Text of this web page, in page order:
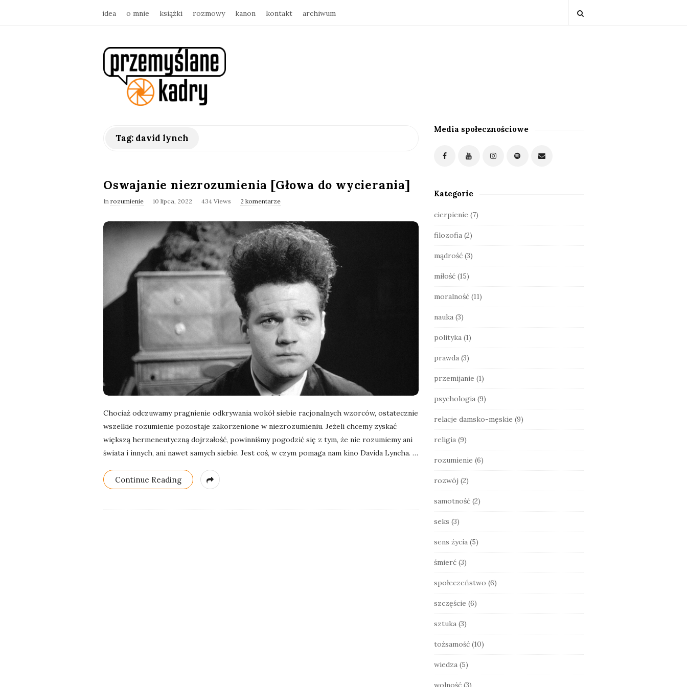
idea o mnie książki rozmowy kanon kontakt archiwum
p
y
ś
l
a
e
d
r
y
Tag: david lynch
Oswajanie niezrozumienia [Głowa do wycierania]
In rozumienie 10 lipca, 2022 434 Views 2 komentarze
Chociaż odczuwamy pragnienie odkrywania wokół siebie racjonalnych wzorców, ostatecznie
wszelkie rozumienie pozostaje zakorzenione w niezrozumieniu. Jeżeli chcemy zyskać
większą hermeneutyczną dojrzałość, powinniśmy pogodzić się z tym, że nie rozumiemy ani
świata i innych, ani nawet samych siebie. Jest coś, w czym pomaga nam kino Davida Lyncha. …
Continue Reading
S
d
a
Media społecznościowe
Kategorie
cierpienie (7)
filozofia(2)
mądrość(3)
miłość(15)
moralność(11)
nauka(3)
polityka(1)
prawda(3)
przemijanie (1)
psychologia(9)
relacje damsko-męskie (9)
religia(9)
rozumienie (6)
rozwój (2)
samotność(2)
seks (3)
sens życia(5)
śmierć(3)
społeczeństwo (6)
szczęście (6)
sztuka(3)
tożsamość(10)
wiedza(5)
wolność(3)